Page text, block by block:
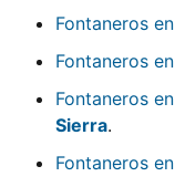
Fontaneros en
Fontaneros en
Fontaneros en
Sierra.
Fontaneros en